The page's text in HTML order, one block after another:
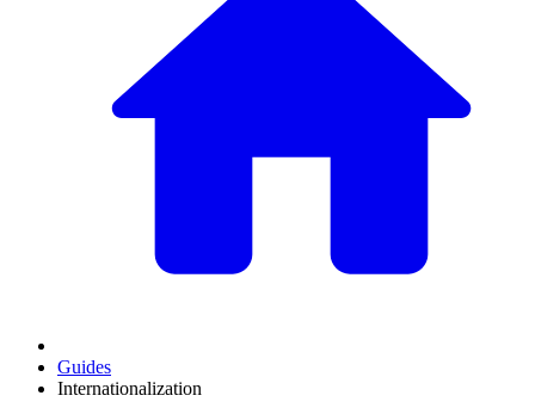
Guides
Internationalization